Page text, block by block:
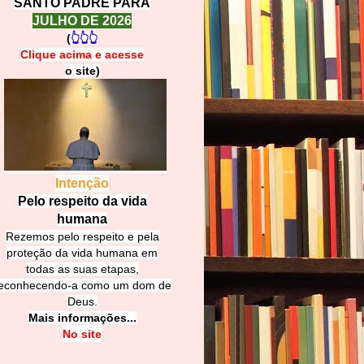
SANTO PADRE PARA
JULHO DE 2026
(👆👆👆
Clique acima e acesse
o site)
Intenção
Pelo respeito da vida
humana
Rezemos pelo respeito e pela
proteção da vida humana em
todas as suas etapas,
a como um dom de
Deus.
Mais informações...
No site